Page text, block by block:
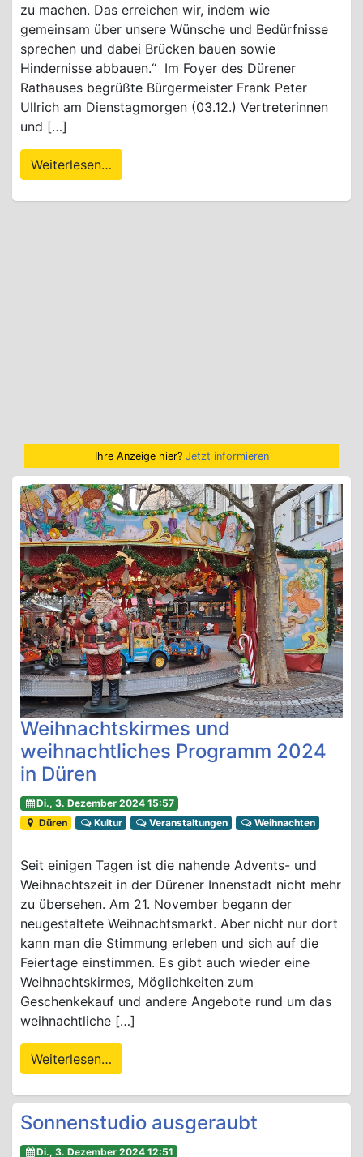
zu machen. Das erreichen wir, indem wie
gemeinsam über unsere Wünsche und Bedürfnisse
sprechen und dabei Brücken bauen sowie
Hindernisse abbauen.“ Im Foyer des Dürener
Rathauses begrüßte Bürgermeister Frank Peter
Ullrich am Dienstagmorgen (03.12.) Vertreterinnen
und […]
Weiterlesen…
Ihre Anzeige hier? Jetzt informieren
Weihnachtskirmes und
weihnachtliches Programm 2024
in Düren
Di., 3. Dezember 2024 15:57
Düren
Kultur Veranstaltungen Weihnachten
Seit einigen Tagen ist die nahende Advents- und
Weihnachtszeit in der Dürener Innenstadt nicht mehr
zu übersehen. Am 21. November begann der
neugestaltete Weihnachtsmarkt. Aber nicht nur dort
kann man die Stimmung erleben und sich auf die
Feiertage einstimmen. Es gibt auch wieder eine
Weihnachtskirmes, Möglichkeiten zum
Geschenkekauf und andere Angebote rund um das
weihnachtliche […]
Weiterlesen…
Sonnenstudio ausgeraubt
Di., 3. Dezember 2024 12:51